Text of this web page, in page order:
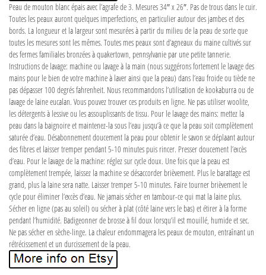
Peau de mouton blanc épais avec l’agrafe de 3. Mesures 34″ x 26″. Pas de trous dans le cuir.
Toutes les peaux auront quelques imperfections, en particulier autour des jambes et des
bords. La longueur et la largeur sont mesurées à partir du milieu de la peau de sorte que
toutes les mesures sont les mêmes. Toutes mes peaux sont d’agneaux du maine cultivés sur
des fermes familiales bronzées à quakertown, pennsylvanie par une petite tannerie.
Instructions de lavage: machine ou lavage à la main (nous suggérons fortement le lavage des
mains pour le bien de votre machine à laver ainsi que la peau) dans l’eau froide ou tiède ne
pas dépasser 100 degrés fahrenheit. Nous recommandons l’utilisation de kookaburra ou de
lavage de laine eucalan. Vous pouvez trouver ces produits en ligne. Ne pas utiliser woolite,
les détergents à lessive ou les assouplissants de tissu. Pour le lavage des mains: mettez la
peau dans la baignoire et maintenez-la sous l’eau jusqu’à ce que la peau soit complètement
saturée d’eau. Désabonnement doucement la peau pour obtenir le savon se déplaant autour
des fibres et laisser tremper pendant 5-10 minutes puis rincer. Presser doucement l’excès
d’eau. Pour le lavage de la machine: réglez sur cycle doux. Une fois que la peau est
complètement trempée, laissez la machine se désaccorder brièvement. Plus le barattage est
grand, plus la laine sera natte. Laisser tremper 5-10 minutes. Faire tourner brièvement le
cycle pour éliminer l’excès d’eau. Ne jamais sécher en tambour-ce qui mat la laine plus.
Sécher en ligne (pas au soleil) ou sécher à plat (côté laine vers le bas) et étirer à la forme
pendant l’humidité. Badigeonner de brosse à fil doux lorsqu’il est mouillé, humide et sec.
Ne pas sécher en sèche-linge. La chaleur endommagera les peaux de mouton, entraînant un
rétrécissement et un durcissement de la peau.